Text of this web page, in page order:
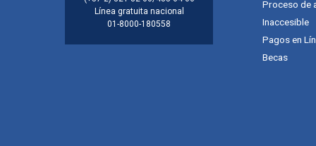
Línea gratuita nacional
01-8000-180558
Proceso de
Inaccesible
Pagos en
Becas